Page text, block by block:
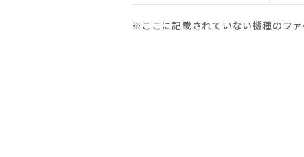
ここに記載されていない機種のフ